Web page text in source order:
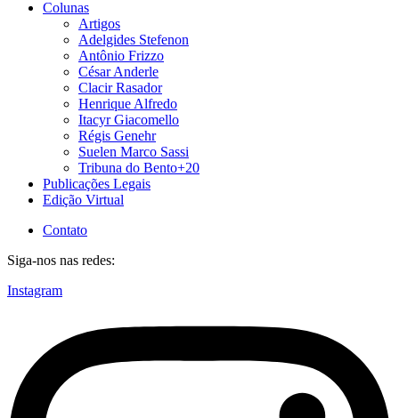
Colunas
Artigos
Adelgides Stefenon
Antônio Frizzo
César Anderle
Clacir Rasador
Henrique Alfredo
Itacyr Giacomello
Régis Genehr
Suelen Marco Sassi
Tribuna do Bento+20
Publicações Legais
Edição Virtual
Contato
Siga-nos nas redes:
Instagram